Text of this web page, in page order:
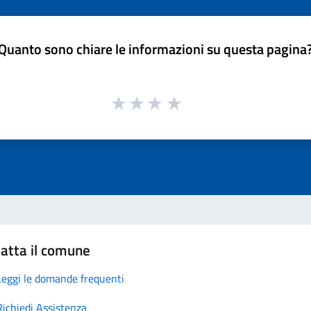
sono chiare le informazioni su questa
il comune
le domande frequenti
Assistenza